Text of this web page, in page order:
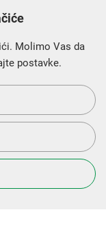
iz
Operativnog
godine!
Molimo Vas da
postavke.